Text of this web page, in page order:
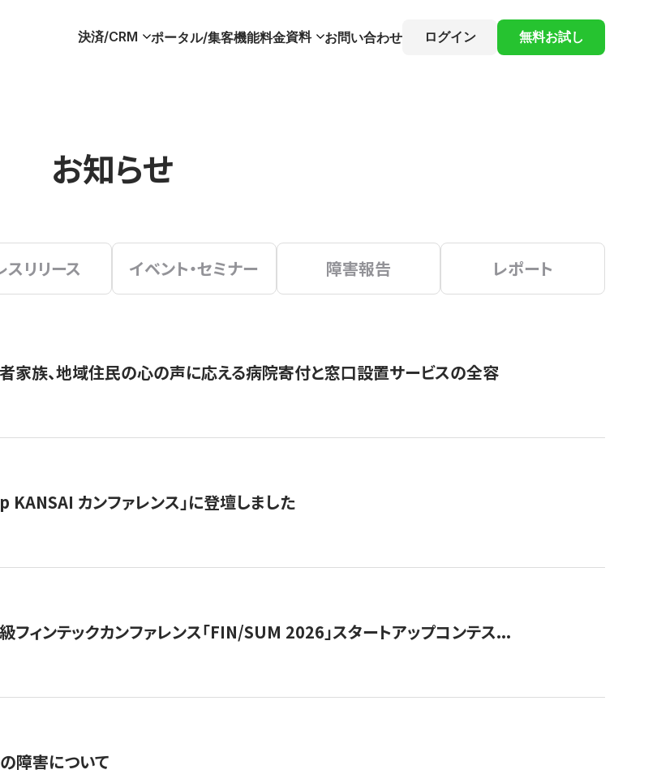
決済/CRM ポータル/集客機能料金資料 お問い合わせ ログイン 無料お試し
お知らせ
スリリース イベント・セミナー 障害報告 レポート
家族、地域住民の心の声に応える病院寄付と窓口設置サービスの全容
KANSAI カンファレンス」に登壇しました
フィンテックカンファレンス「FIN/SUM 2026」スタートアップコンテス...
障害について